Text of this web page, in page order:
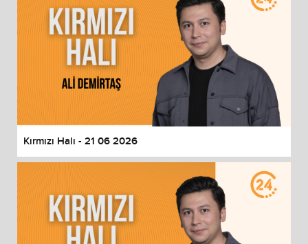
Kırmızı Halı - 21 06 2026